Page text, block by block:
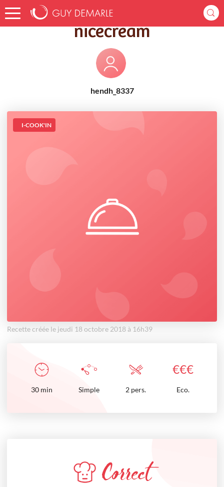
Accueil Recettes nicecream
nicecream
hendh_8337
I-COOK'IN
Recette créée le jeudi 18 octobre 2018 à 16h39
€€€
30 min Simple 2 pers. Eco.
Correct